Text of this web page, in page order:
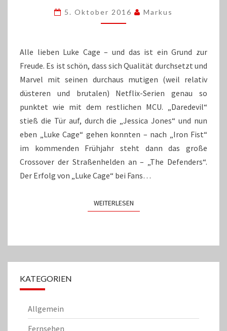
WIE
KUGELSICHER
LUKE
5. Oktober 2016 Markus
Alle lieben Luke Cage – und das ist ein Grund zur
Freude. Es ist schön, dass sich Qualität durchsetzt und
Marvel mit seinen durchaus mutigen (weil relativ
düsteren und brutalen) Netflix-Serien genau so
punktet wie mit dem restlichen MCU. „Daredevil“
stieß die Tür auf, durch die „Jessica Jones“ und nun
eben „Luke Cage“ gehen konnten – nach „Iron Fist“
im kommenden Frühjahr steht dann das große
Crossover der Straßenhelden an – „The Defenders“.
Der Erfolg von „Luke Cage“ bei Fans…
WEITERLESENWEITERLESEN
KATEGORIEN
Allgemein
Fernsehen